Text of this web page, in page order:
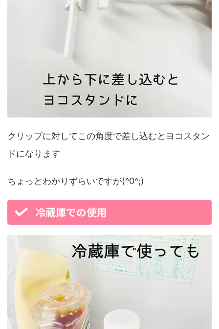
クリップに対してこの角度で差し込むとヨコスタン
ドになります
ちょっとわかりずらいですが(^0^;)
冷蔵庫での使用